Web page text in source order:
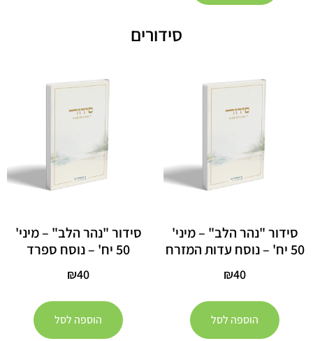
סידורים
סידור "נהר הלב" – מיני'
50 יח' – נוסח עדות המזרח
₪40
הוספה לסל
סידור "נהר הלב" – מיני'
50 יח' – נוסח ספרד
₪40
הוספה לסל